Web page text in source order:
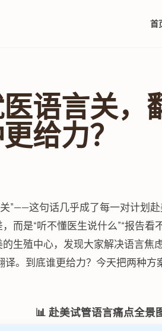
首
语言关，
给力？
”——这句话几乎成了每一对计划
而是“听不懂医生说什么”“报告看
生殖中心，发现大家解决语言
。到底谁更给力？今天把两种
📊 赴美试管语言痛点全景